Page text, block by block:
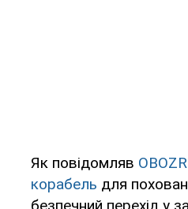
Як повідомляв
корабель для
безпечний перехід у